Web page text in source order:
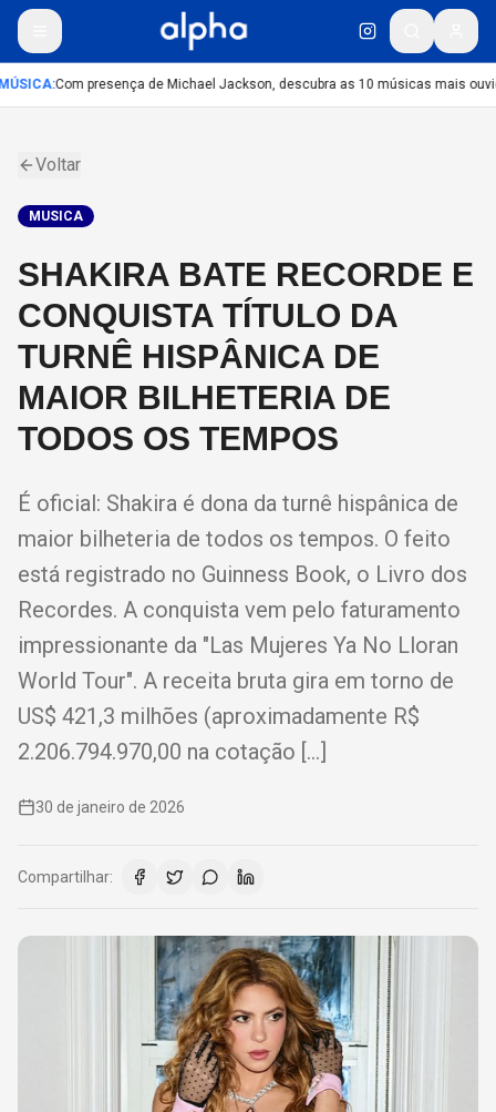
:Com presença de Michael Jackson, descubra as 10 músicas mais
Voltar
MUSICA
SHAKIRA BATE RECORDE E
CONQUISTA TÍTULO DA
TURNÊ HISPÂNICA DE
MAIOR BILHETERIA DE
TODOS OS TEMPOS
É oficial: Shakira é dona da turnê hispânica de
maior bilheteria de todos os tempos. O feito
está registrado no Guinness Book, o Livro dos
Recordes. A conquista vem pelo faturamento
impressionante da "Las Mujeres Ya No Lloran
World Tour". A receita bruta gira em torno de
US$ 421,3 milhões (aproximadamente R$
2.206.794.970,00 na cotação […]
30 de janeiro de 2026
Compartilhar: